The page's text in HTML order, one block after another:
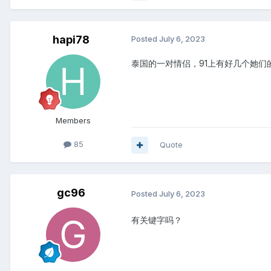
hapi78
Members
85
Posted July 6, 2023
泰国的一对情侣，91上有好几个她们
Quote
gc96 Posted July 6, 2023
有关键字吗？